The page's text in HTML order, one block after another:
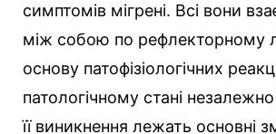
симптомів мігрені. Всі вони
між собою по рефлекторному
основу патофізіологічних
патологічному стані
її виникнення лежать основні